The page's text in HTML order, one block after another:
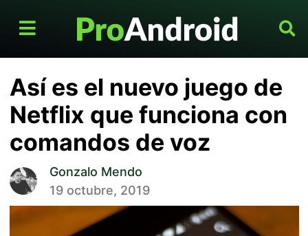
Así es el nuevo juego de
Netflix que funciona con
comandos de voz
Gonzalo Mendo
19 octubre, 2019